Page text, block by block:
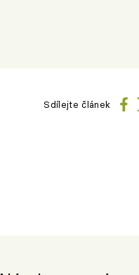
Sdílejte článek